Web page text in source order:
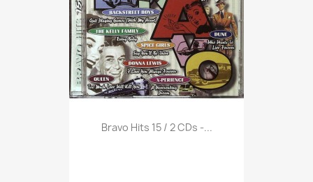
Vorschau
Bravo Hits 15 / 2 CDs -...